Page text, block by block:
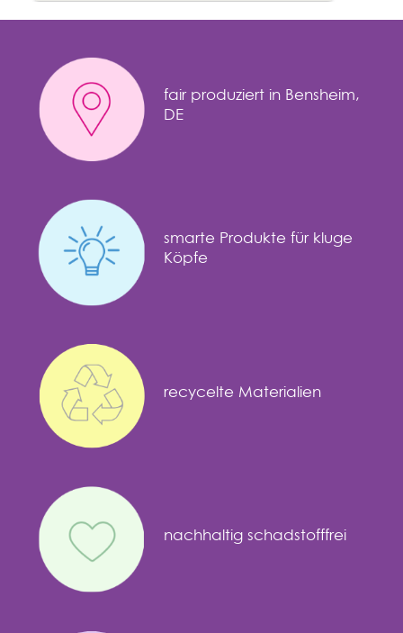
fair produziert in Bensheim,
DE
smarte Produkte für kluge
Köpfe
recycelte Materialien
nachhaltig schadstofffrei